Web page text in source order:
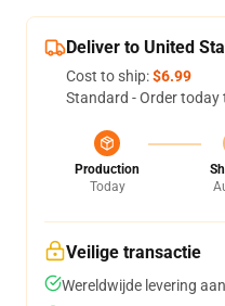
Deliver to United
Cost to ship:$6.99
Standard - Order today
Production
Today
Veilige transactie
Wereldwijde levering